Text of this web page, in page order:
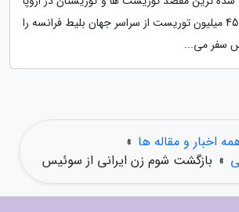
است. سالانه بیش از 45 میلیون توریست از سراسر جهان بلیط فرانسه را
سفر می...
اخبار و مقاله ها »
» بازگشت شوم زن ایرانی از سوئیس